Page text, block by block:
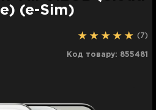
(e-Sim)
Код товару: 855481
(7)